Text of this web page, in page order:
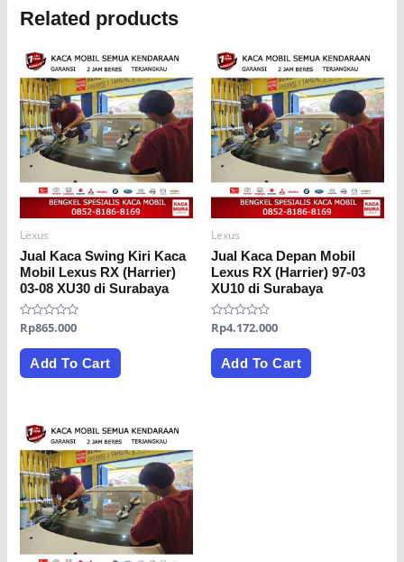
Related products
Lexus
Jual Kaca Swing Kiri Kaca
Mobil Lexus RX (Harrier)
03-08 XU30 di Surabaya
Rated
out
Rp865.000
Add To Cart
Lexus
Jual Kaca Depan Mobil
Lexus RX (Harrier) 97-03
XU10 di Surabaya
Rated
out
Rp4.172.000
Add To Cart